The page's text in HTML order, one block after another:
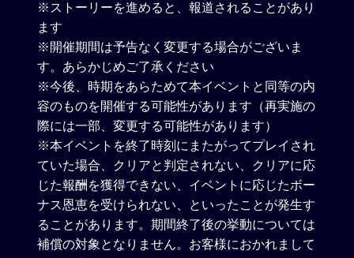
※ストーリーを進めると、報道されることがあり
ます
※開催期間は予告なく変更する場合がございま
す。あらかじめご了承ください
※今後、時期をあらためて本イベントと同等の内
容のものを開催する可能性があります（再実施の
際には一部、変更する可能性があります）
※本イベントを終了時刻にまたがってプレイされ
ていた場合、クリアと判定されない、クリアに応
じた報酬を獲得できない、イベントに応じたボー
ナス恩恵を受けられない、といったことが発生す
ることがあります。期間終了後の挙動については
補償の対象となりません。お客様におかれまして